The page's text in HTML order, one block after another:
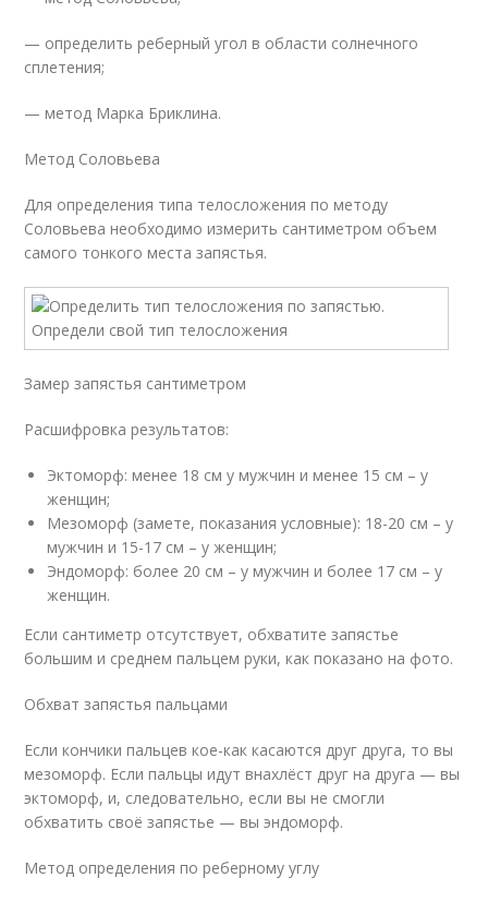
— определить реберный угол в области солнечного
сплетения;
— метод Марка Бриклина.
Метод Соловьева
Для определения типа телосложения по методу
Соловьева необходимо измерить сантиметром объем
самого тонкого места запястья.
Замер запястья сантиметром
Расшифровка результатов:
Эктоморф: менее 18 см у мужчин и менее 15 см – у
женщин;
Мезоморф (замете, показания условные): 18-20 см – у
мужчин и 15-17 см – у женщин;
Эндоморф: более 20 см – у мужчин и более 17 см – у
женщин.
Если сантиметр отсутствует, обхватите запястье
большим и среднем пальцем руки, как показано на фото.
Обхват запястья пальцами
Если кончики пальцев кое-как касаются друг друга, то вы
мезоморф. Если пальцы идут внахлёст друг на друга — вы
эктоморф, и, следовательно, если вы не смогли
обхватить своё запястье — вы эндоморф.
Метод определения по реберному углу